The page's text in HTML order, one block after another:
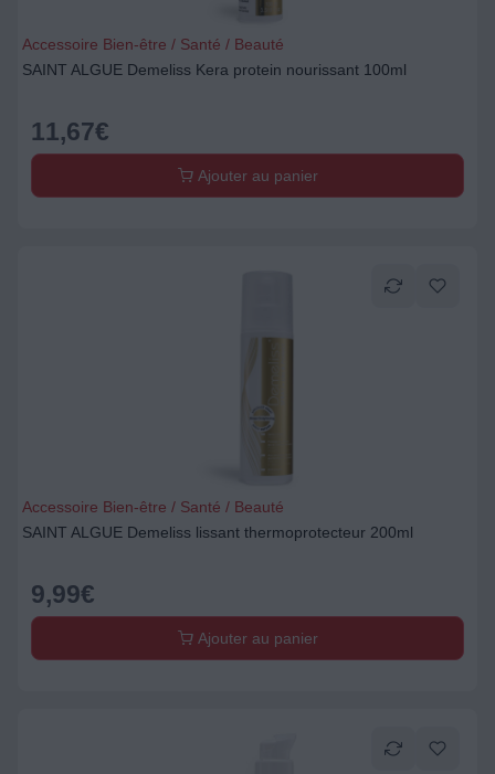
Accessoire Bien-être / Santé / Beauté
SAINT ALGUE Demeliss Kera protein nourissant 100ml
11,67€
Ajouter au panier
Accessoire Bien-être / Santé / Beauté
SAINT ALGUE Demeliss lissant thermoprotecteur 200ml
9,99€
Ajouter au panier